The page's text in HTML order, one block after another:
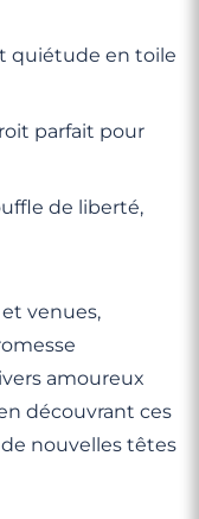
quiétude en toile
parfait pour
de liberté,
venues,
amoureux
découvrant ces
nouvelles têtes